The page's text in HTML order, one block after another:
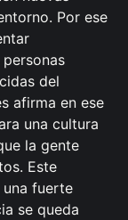
Por ese
del
afirma en ese
una cultura
la gente
Este
una fuerte
se queda